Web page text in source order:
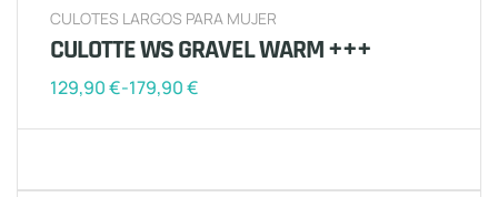
CULOTES LARGOS PARA MUJER
CULOTTE WS GRAVEL WARM +++
129,90€-179,90€